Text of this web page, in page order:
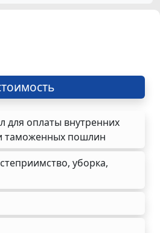
для оплаты внутренних
таможенных пошлин
уборка,